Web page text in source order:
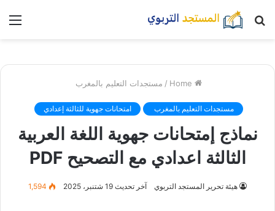
بحث
/ مستجدات التعليم بالمغرب
مستجدات التعليم بالمغرب امتحانات جهوية للثالثة إعدادي
نماذج إمتحانات جهوية اللغة العربية
الثالثة اعدادي مع التصحيح PDF
هيئة تحرير المستجد التربوي آخر تحديث 19 شتنبر، 2025 1,594